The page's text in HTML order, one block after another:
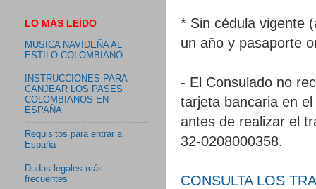
* Sin cédula vigente
un año y pasaporte
- El Consulado no
tarjeta bancaria en
antes de realizar el
32-0208000358.
CONSULTA LOS
LO MÁS LEÍDO
MUSICA NAVIDEÑA AL
ESTILO COLOMBIANO
INSTRUCCIONES PARA
CANJEAR LOS PASES
COLOMBIANOS EN
ESPAÑA
Requisitos para entrar a
España
Dudas legales más
frecuentes